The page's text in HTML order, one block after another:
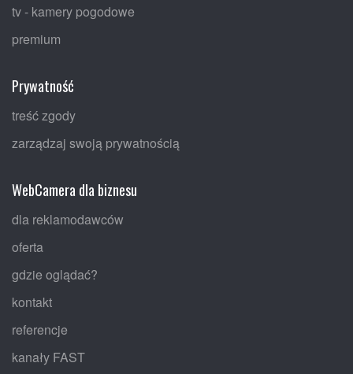
tv - kamery pogodowe
premium
Prywatność
treść zgody
zarządzaj swoją prywatnością
WebCamera dla biznesu
dla reklamodawców
oferta
gdzie oglądać?
kontakt
referencje
kanały FAST